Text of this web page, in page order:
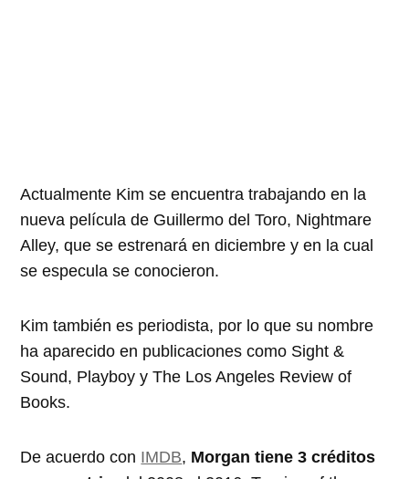
Actualmente Kim se encuentra trabajando en la
nueva película de Guillermo del Toro, Nightmare
Alley, que se estrenará en diciembre y en la cual
se especula se conocieron.
Kim también es periodista, por lo que su nombre
ha aparecido en publicaciones como Sight &
Sound, Playboy y The Los Angeles Review of
Books.
De acuerdo con IMDB, Morgan tiene 3 créditos